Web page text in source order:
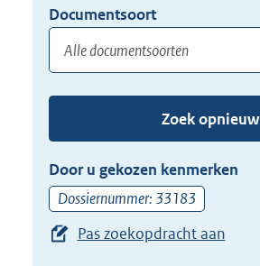
of
(dossier)nummer
hier
uw
zoekterm
of
(dossier)nummer
in
Documentsoort
of
de
pijl
beneden
toets
Zoek opnieuw
Door u gekozen kenmerken
Dossiernummer: 33183
Pas zoekopdracht aan